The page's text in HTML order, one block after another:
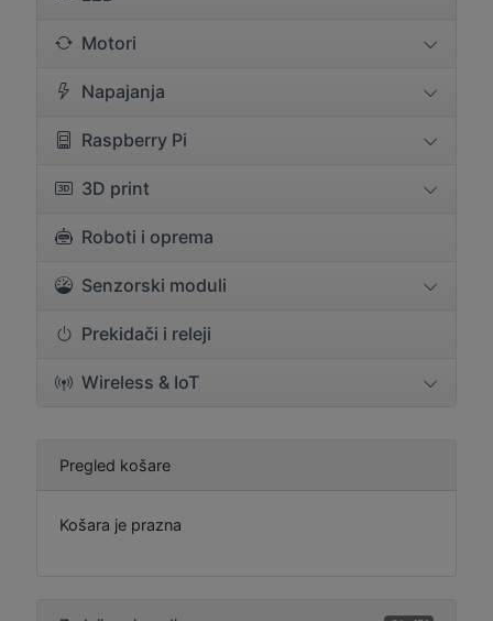
Motori
Napajanja
Raspberry Pi
3D print
Roboti i oprema
Senzorski moduli
Prekidači i releji
Wireless & IoT
Pregled košare
Košara je prazna